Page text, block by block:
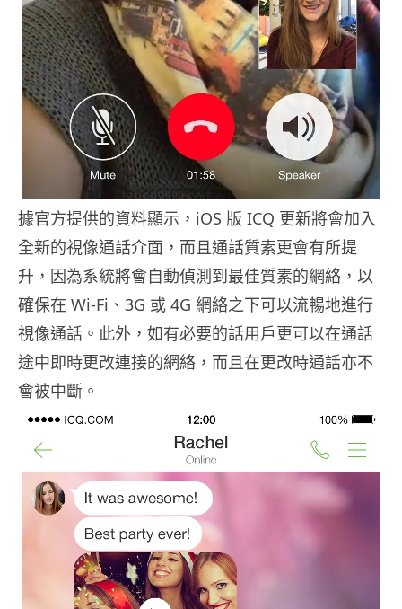
據官方提供的資料顯示，iOS 版 ICQ 更新將會加入
全新的視像通話介面，而且通話質素更會有所提
升，因為系統將會自動偵測到最佳質素的網絡，以
確保在 Wi-Fi、3G 或 4G 網絡之下可以流暢地進行
視像通話。此外，如有必要的話用戶更可以在通話
途中即時更改連接的網絡，而且在更改時通話亦不
會被中斷。